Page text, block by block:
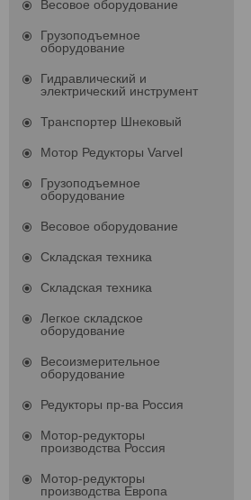
Весовое оборудование
Грузоподъемное
оборудование
Гидравлический и
электрический инструмент
Транспортер Шнековый
Мотор Редукторы Varvel
Грузоподъемное
оборудование
Весовое оборудование
Складская техника
Складская техника
Легкое складское
оборудование
Весоизмерительное
оборудование
Редукторы пр-ва Россия
Мотор-редукторы
производства Россия
Мотор-редукторы
производства Европа